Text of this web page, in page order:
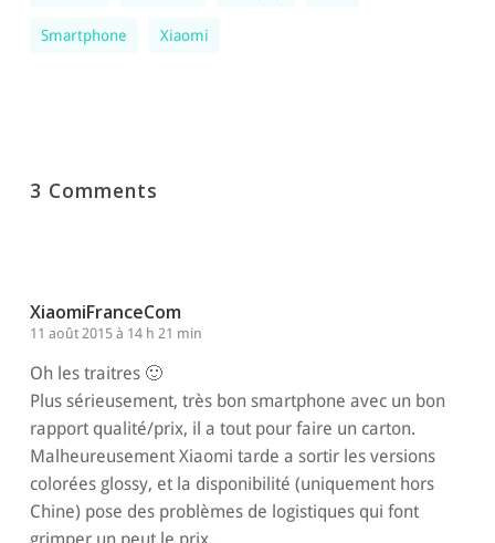
Smartphone Xiaomi
3 Comments
XiaomiFranceCom
11 août 2015 à 14 h 21 min
Oh les traitres 🙂
Plus sérieusement, très bon smartphone avec un bon
rapport qualité/prix, il a tout pour faire un carton.
Malheureusement Xiaomi tarde a sortir les versions
colorées glossy, et la disponibilité (uniquement hors
Chine) pose des problèmes de logistiques qui font